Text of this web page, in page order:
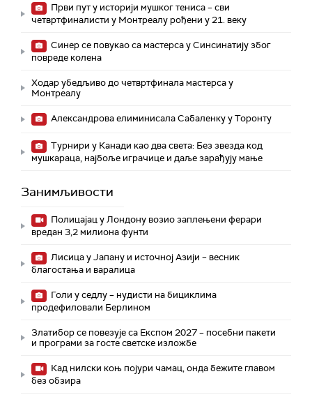
Први пут у историји мушког тениса – сви
четвртфиналисти у Монтреалу рођени у 21. веку
Синер се повукао са мастерса у Синсинатију због
повреде колена
Ходар убедљиво до четвртфинала мастерса у
Монтреалу
Александрова елиминисала Сабаленку у Торонту
Турнири у Канади као два света: Без звезда код
мушкараца, најбоље играчице и даље зарађују мање
Занимљивости
Полицајац у Лондону возио заплењени ферари
вредан 3,2 милиона фунти
Лисица у Јапану и источној Азији – весник
благостања и варалица
Голи у седлу – нудисти на бициклима
продефиловали Берлином
Златибор се повезује са Експом 2027 – посебни пакети
и програми за госте светске изложбе
Кад нилски коњ појури чамац, онда бежите главом
без обзира